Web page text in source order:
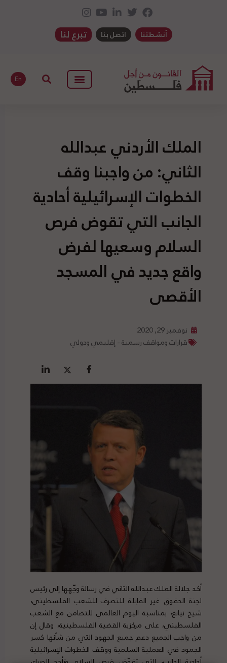
أنشطتنا اتصل بنا تبرع لنا
En
الملك الأردني عبدالله
الثاني: من واجبنا وقف
الخطوات الإسرائيلية أحادية
الجانب التي تقوض فرص
السلام وسعيها لفرض
واقع جديد في المسجد
الأقصى
نوفمبر 29, 2020
قرارات ومواقف رسمية - إقليمي ودولي
أكد جلالة الملك عبدالله الثاني في رسالة وجّهها إلى رئيس
لجنة الحقوق غير القابلة للتصرف للشعب الفلسطيني،
شيخ نيانغ، بمناسبة اليوم العالمي للتضامن مع الشعب
الفلسطيني، على مركزية القضية الفلسطينية، وقال إن
من واجب الجميع دعم جميع الجهود التي من شأنها كسر
الجمود في العملية السلمية ووقف الخطوات الإسرائيلية